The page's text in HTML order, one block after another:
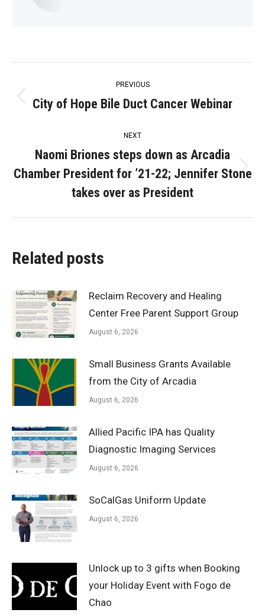
navigation
PREVIOUS
Previous
City of Hope Bile Duct Cancer Webinar
NEXT
Next
post:
Naomi Briones steps down as Arcadia
Chamber President for ’21-22; Jennifer Stone
takes over as President
Related posts
Reclaim Recovery and Healing
Center Free Parent Support Group
August 6, 2026
Small Business Grants Available
from the City of Arcadia
August 6, 2026
Allied Pacific IPA has Quality
Diagnostic Imaging Services
August 6, 2026
SoCalGas Uniform Update
August 6, 2026
Unlock up to 3 gifts when Booking
your Holiday Event with Fogo de
Chao